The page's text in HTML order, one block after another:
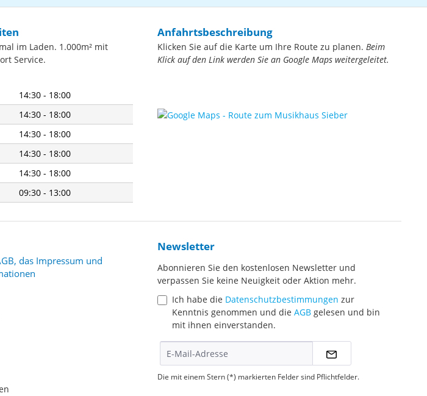
im Laden. 1.000m² mit
Service.
14:30 - 18:00
14:30 - 18:00
14:30 - 18:00
14:30 - 18:00
14:30 - 18:00
09:30 - 13:00
Anfahrtsbeschreibung
Klicken Sie auf die Karte um Ihre Route zu planen. Beim
Klick auf den Link werden Sie an Google Maps weitergeleitet.
das Impressum und
Newsletter
Abonnieren Sie den kostenlosen Newsletter und
verpassen Sie keine Neuigkeit oder Aktion mehr.
Ich habe die Datenschutzbestimmungen zur
Kenntnis genommen und die AGB gelesen und bin
mit ihnen einverstanden.
Die mit einem Stern (*) markierten Felder sind Pflichtfelder.